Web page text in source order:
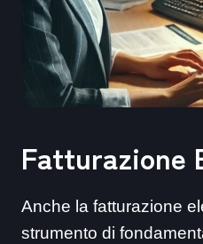
Fatturazione
Anche la fatturazione
strumento di